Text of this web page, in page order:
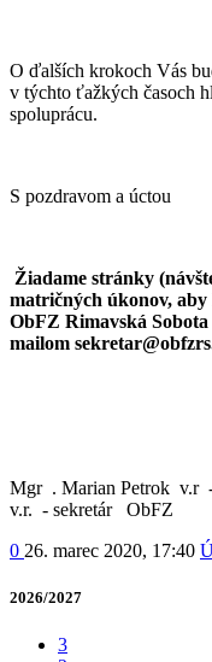
O ďalších krokoch Vás
v týchto ťažkých časoch
spoluprácu.
S pozdravom a úctou
Žiadame stránky
matričných úkonov,
ObFZ Rimavská
mailom
Mgr . Marian Petrok
v.r. - sekretár ObFZ
0 26. marec 2020, 17:40
2026/2027
3